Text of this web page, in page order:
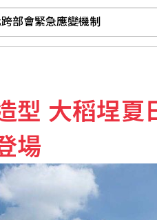
並非仲裁裁定」
宏開刀賽季報銷
部會緊急應變機制
型 大稻埕夏
場